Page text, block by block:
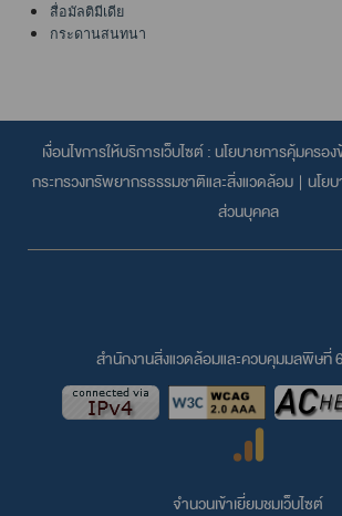
สื่อมัลติมีเดีย
กระดานสนทนา
เงื่อนไขการให้บริการเว็บไซต์ : นโยบายการคุ้มครอ
กระทรวงทรัพยากรธรรมชาติและสิ่งแวดล้อม | นโย
ส่วนบุคคล
สำนักงานสิ่งแวดล้อมและควบคุมมลพิษที่
จำนวนเข้าเยี่ยมชมเว็บไซต์